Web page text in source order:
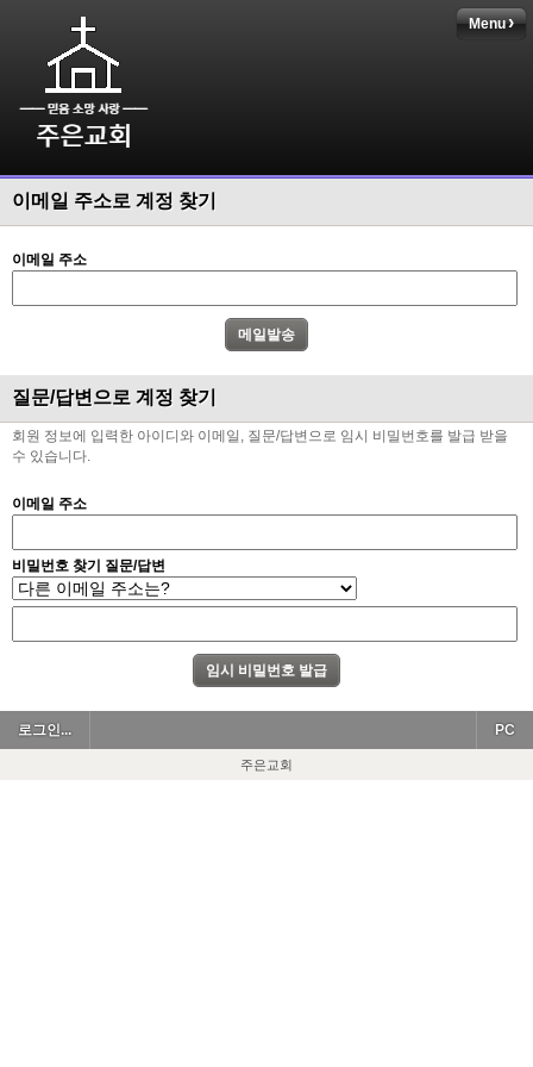
Menu
이메일 주소로 계정 찾기
이메일 주소
질문/답변으로 계정 찾기
회원 정보에 입력한 아이디와 이메일, 질문/답변으로 임시 비밀번호를 발급 받을
수 있습니다.
이메일 주소
비밀번호 찾기 질문/답변
로그인... PC
주은교회